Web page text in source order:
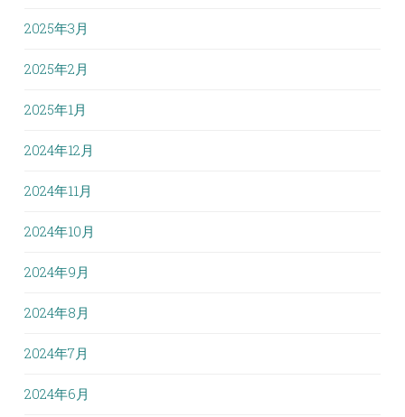
2025年3月
2025年2月
2025年1月
2024年12月
2024年11月
2024年10月
2024年9月
2024年8月
2024年7月
2024年6月